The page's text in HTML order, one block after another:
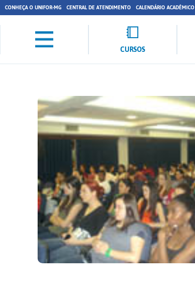
CONHEÇA O UNIFOR-MG CENTRAL DE ATENDIMENTO CALENDÁRIO ACADÊMICO
CURSOS